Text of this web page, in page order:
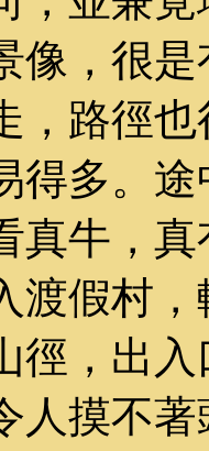
像，很
，路徑
得多。
真牛，
渡假村
徑，出
人摸不